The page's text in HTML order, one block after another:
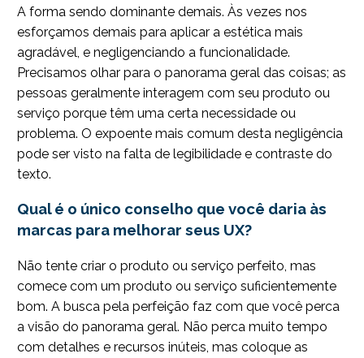
A forma sendo dominante demais. Às vezes nos
esforçamos demais para aplicar a estética mais
agradável, e negligenciando a funcionalidade.
Precisamos olhar para o panorama geral das coisas; as
pessoas geralmente interagem com seu produto ou
serviço porque têm uma certa necessidade ou
problema. O expoente mais comum desta negligência
pode ser visto na falta de legibilidade e contraste do
texto.
Qual é o único conselho que você daria às
marcas para melhorar seus UX?
Não tente criar o produto ou serviço perfeito, mas
comece com um produto ou serviço suficientemente
bom. A busca pela perfeição faz com que você perca
a visão do panorama geral. Não perca muito tempo
com detalhes e recursos inúteis, mas coloque as